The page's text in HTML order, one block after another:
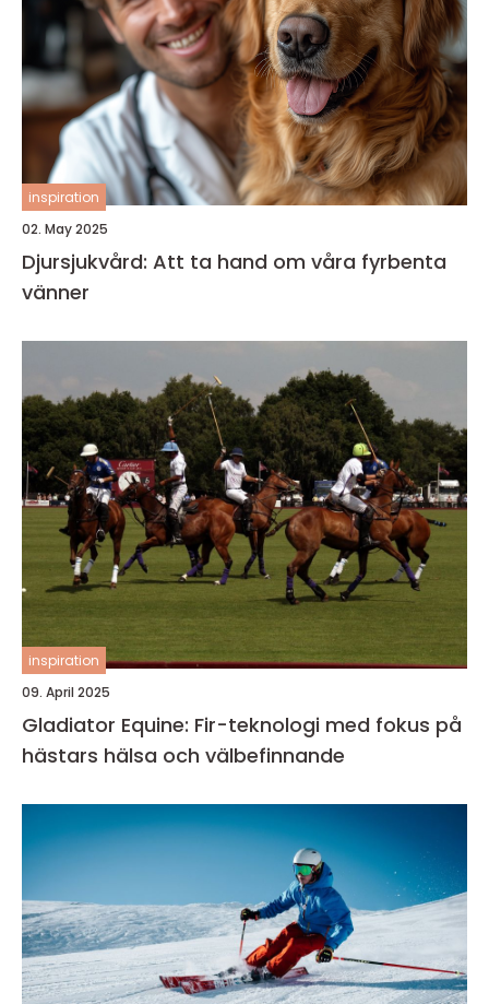
inspiration
02. May 2025
Djursjukvård: Att ta hand om våra fyrbenta
vänner
inspiration
09. April 2025
Gladiator Equine: Fir-teknologi med fokus på
hästars hälsa och välbefinnande